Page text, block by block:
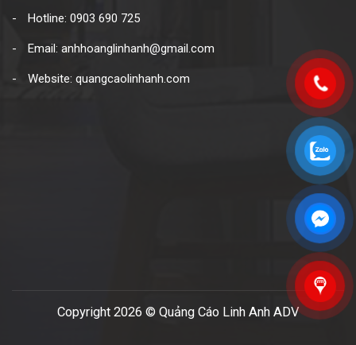
Hotline: 0903 690 725
Email: anhhoanglinhanh@gmail.com
Website: quangcaolinhanh.com
Copyright 2026 © Quảng Cáo Linh Anh ADV